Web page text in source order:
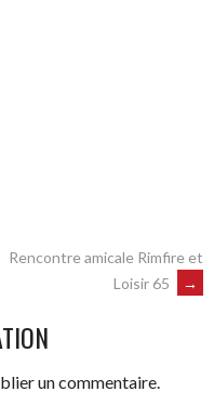
Rencontre amicale Rimfire et
Loisir 65
→
un commentaire.